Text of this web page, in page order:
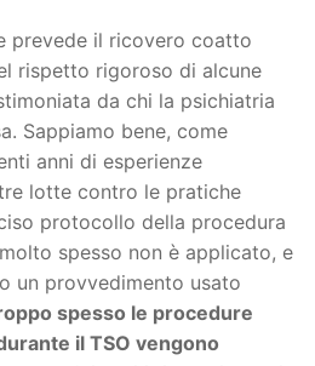
prevede il ricovero coatto
rispetto rigoroso di alcune
da chi la psichiatria
Sappiamo bene, come
anni di esperienze
lotte contro le pratiche
protocollo della procedura
spesso non è applicato, e
un provvedimento usato
spesso le procedure
il TSO vengono